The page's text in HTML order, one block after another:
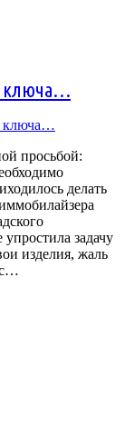
ключа…
просьбой:
делать
задачу
изделия, жаль
с…